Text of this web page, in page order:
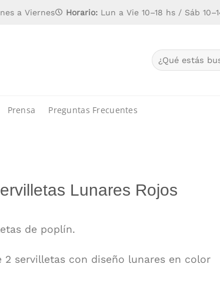
a Viernes Horario:Lun a Vie 10–18 hs / Sáb
Buscar
por:
Prensa Preguntas Frecuentes
Lunares Rojos
de poplín.
2 servilletas con diseño lunares en color